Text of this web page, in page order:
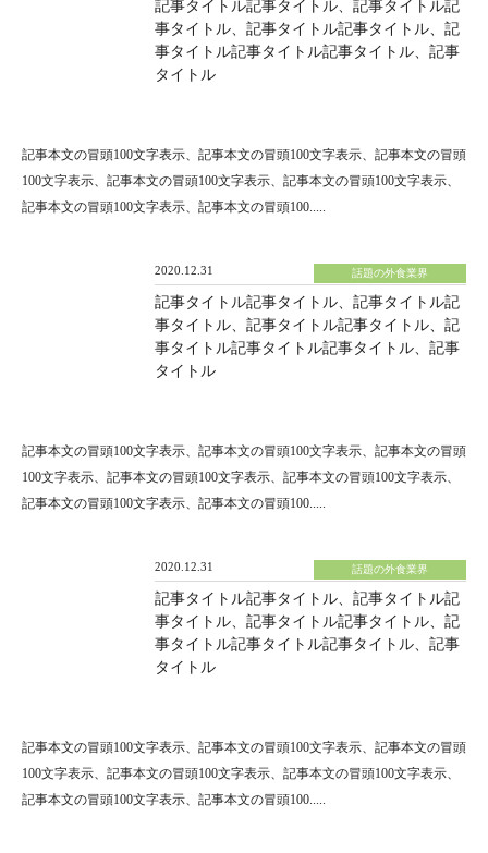
記事タイトル記事タイトル、記事タイトル記
事タイトル、記事タイトル記事タイトル、記
事タイトル記事タイトル記事タイトル、記事
タイトル
記事本文の冒頭100文字表示、記事本文の冒頭100文字表示、記事本文の冒頭
100文字表示、記事本文の冒頭100文字表示、記事本文の冒頭100文字表示、
記事本文の冒頭100文字表示、記事本文の冒頭100.....
2020.12.31 話題の外食業界
記事タイトル記事タイトル、記事タイトル記
事タイトル、記事タイトル記事タイトル、記
事タイトル記事タイトル記事タイトル、記事
タイトル
記事本文の冒頭100文字表示、記事本文の冒頭100文字表示、記事本文の冒頭
100文字表示、記事本文の冒頭100文字表示、記事本文の冒頭100文字表示、
記事本文の冒頭100文字表示、記事本文の冒頭100.....
2020.12.31 話題の外食業界
記事タイトル記事タイトル、記事タイトル記
事タイトル、記事タイトル記事タイトル、記
事タイトル記事タイトル記事タイトル、記事
タイトル
記事本文の冒頭100文字表示、記事本文の冒頭100文字表示、記事本文の冒頭
100文字表示、記事本文の冒頭100文字表示、記事本文の冒頭100文字表示、
記事本文の冒頭100文字表示、記事本文の冒頭100.....